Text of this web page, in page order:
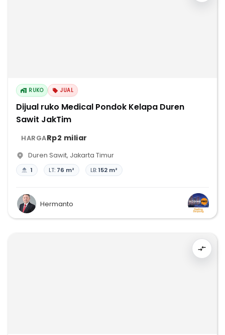
RUKO JUAL
Dijual ruko Medical Pondok Kelapa Duren
Sawit JakTim
HARGARp2 miliar
Duren Sawit, Jakarta Timur
1 LT: 76 m² LB:152 m²
Hermanto